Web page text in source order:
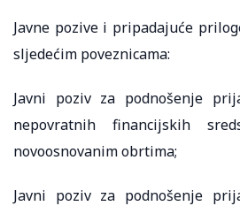
Javne pozive i pripadajuće
sljedećim poveznicama:
Javni poziv za podnošenje
nepovratnih financijskih
novoosnovanim obrtima;
Javni poziv za podnošenje